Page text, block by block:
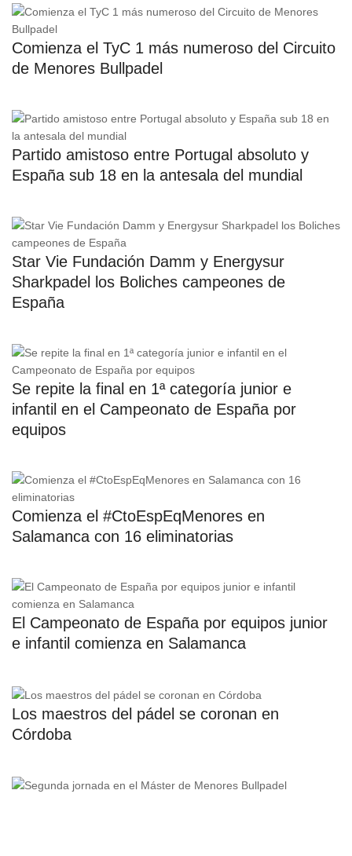
Comienza el TyC 1 más numeroso del Circuito
de Menores Bullpadel
Partido amistoso entre Portugal absoluto y
España sub 18 en la antesala del mundial
Star Vie Fundación Damm y Energysur
Sharkpadel los Boliches campeones de
España
Se repite la final en 1ª categoría junior e
infantil en el Campeonato de España por
equipos
Comienza el #CtoEspEqMenores en
Salamanca con 16 eliminatorias
El Campeonato de España por equipos junior
e infantil comienza en Salamanca
Los maestros del pádel se coronan en
Córdoba